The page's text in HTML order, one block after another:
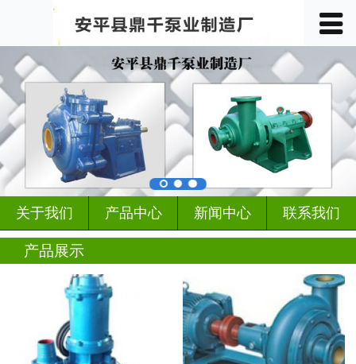
 首页
关于我们
产品中心
车间展示
客户见证
行业动态
新闻中心
联系我们
󰀥
关于我们 产品中心 新闻中心 联系我们
产品展示